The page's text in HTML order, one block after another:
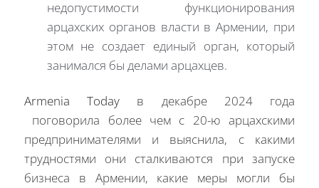
недопустимости функционирования
арцахских органов власти в Армении, при
этом не создает единый орган, который
занимался бы делами арцахцев.
Armenia Todayв декабре 2024 года
поговорила более чем с 20-ю арцахскими
предпринимателями и выяснила, с какими
трудностями они сталкиваются при запуске
бизнеса в Армении, какие меры могли бы